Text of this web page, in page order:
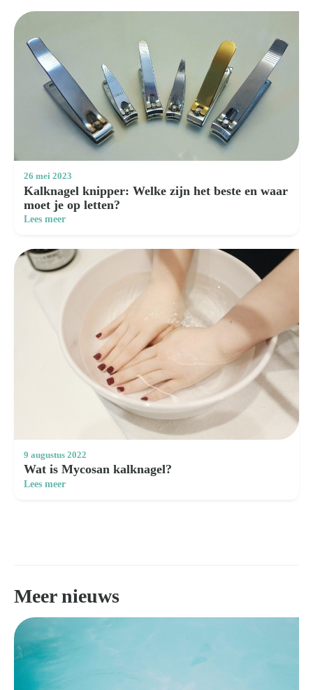
26 mei 2023
Kalknagel knipper: Welke zijn het beste en waar
moet je op letten?
Lees meer
9 augustus 2022
Wat is Mycosan kalknagel?
Lees meer
Meer nieuws